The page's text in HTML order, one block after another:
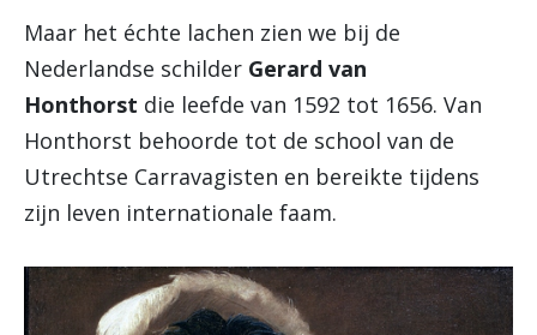
Maar het échte lachen zien we bij de
Nederlandse schilder Gerard van
Honthorst die leefde van 1592 tot 1656. Van
Honthorst behoorde tot de school van de
Utrechtse Carravagisten en bereikte tijdens
zijn leven internationale faam.